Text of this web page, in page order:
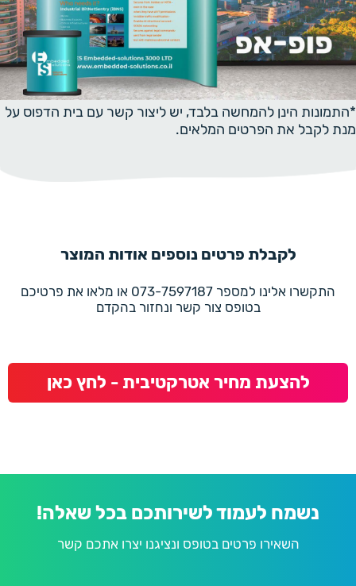
*התמונות הינן להמחשה בלבד, יש ליצור קשר עם בית הדפוס על
מנת לקבל את הפרטים המלאים.
לקבלת פרטים נוספים אודות המוצר
התקשרו אלינו למספר 073-7597187 או מלאו את פרטיכם
בטופס צור קשר ונחזור בהקדם
להצעת מחיר אטרקטיבית - לחץ כאן
נשמח לעמוד לשירותכם בכל שאלה!
השאירו פרטים בטופס ונציגנו יצרו אתכם קשר